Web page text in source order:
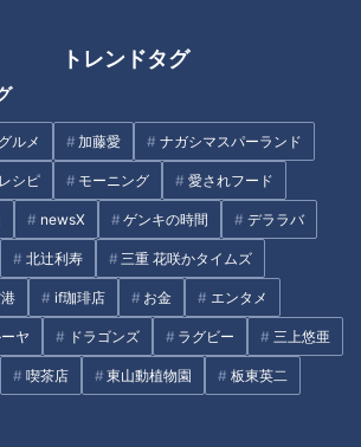
トレンドタグ
グルメ 加藤愛 ナガシマスパーランド
レシピ モーニング 愛されフード
newsX ゲンキの時間 デララバ
北辻利寿 三重 花咲かタイムズ
if珈琲店 お金 エンタメ
ヤ ドラゴンズ ラグビー 三上悠亜
喫茶店 東山動植物園 板東英二
ばさ）くん ４歳
さゆ）さん ２歳
ける）くん ０歳
」では、東海地方に住む大家族のにぎやか
す！チャンネル登録を宜しくお願いしま
め】
playlist?